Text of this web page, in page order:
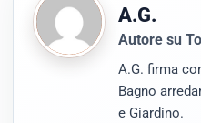
A.G.
Autore su
A.G. firma
Bagno
e Giardino.